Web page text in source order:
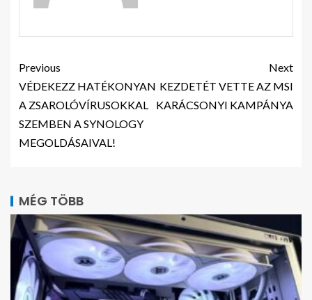
Previous
VÉDEKEZZ HATÉKONYAN
A ZSAROLÓVÍRUSOKKAL
SZEMBEN A SYNOLOGY
MEGOLDÁSAIVAL!
Next
KEZDETÉT VETTE AZ MSI
KARÁCSONYI KAMPÁNYA
MÉG TÖBB